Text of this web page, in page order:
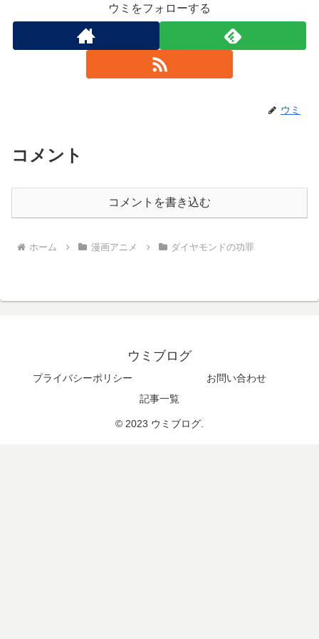
ウミをフォローする
ウミ
コメント
コメントを書き込む
ホーム 漫画アニメ ダイヤモンドの功罪
ウミブログ
プライバシーポリシー
お問い合わせ
記事一覧
© 2023 ウミブログ.